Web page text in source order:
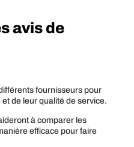
avis de
fournisseurs pour
de leur qualité de service.
à comparer les
efficace pour faire